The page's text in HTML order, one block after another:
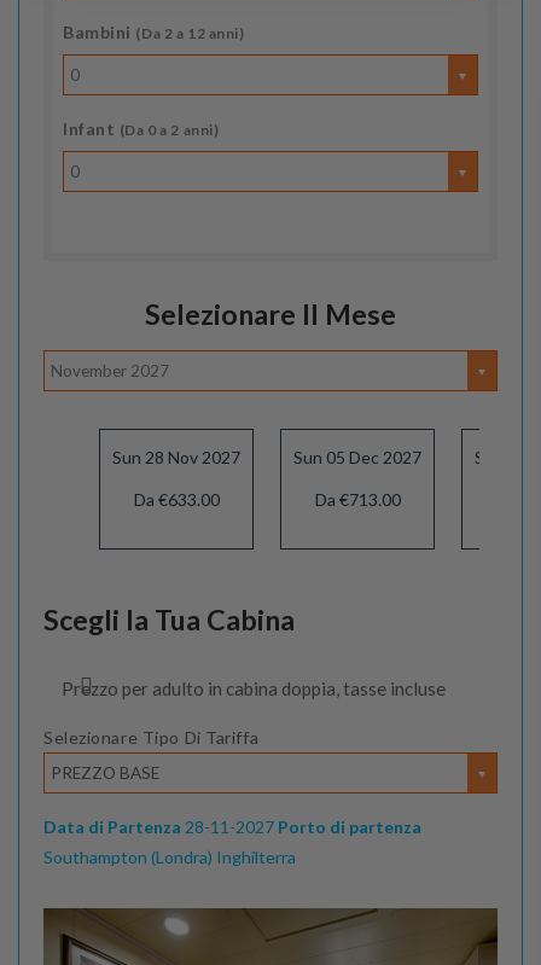
Bambini (Da 2 a 12 anni)
0
Infant (Da 0 a 2 anni)
0
Selezionare Il Mese
November 2027
Sun 28 Nov 2027
Da €633.00
Sun 05 Dec 2027
Da €713.00
Sun 12
Scegli la Tua Cabina
Prezzo per adulto in cabina doppia, tasse incluse
Selezionare Tipo Di Tariffa
PREZZO BASE
Data di Partenza 28-11-2027 Porto di partenza
Southampton (Londra) Inghilterra